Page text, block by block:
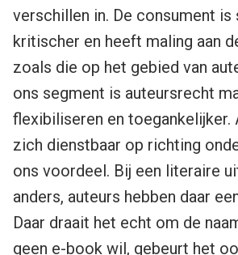
verschillen in. De consument is
kritischer en heeft maling aan
zoals die op het gebied van
ons segment is auteursrecht
flexibiliseren en toegankelijker.
zich dienstbaar op richting
ons voordeel. Bij een literaire
anders, auteurs hebben daar
Daar draait het echt om de
geen e-book wil, gebeurt het